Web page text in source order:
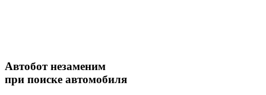
Автобот незаменим
при поиске автомобиля